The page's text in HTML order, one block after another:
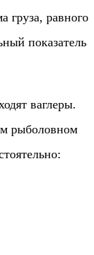
груза, равного
показатель
ваглеры.
рыболовном